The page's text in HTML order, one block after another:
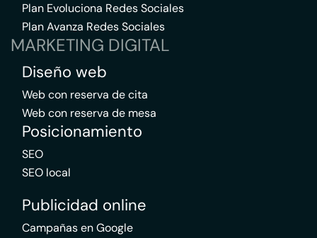
Plan Evoluciona Redes Sociales
Plan Avanza Redes Sociales
MARKETING DIGITAL
Diseño web
Web con reserva de cita
Web con reserva de mesa
Posicionamiento
SEO
SEO local
Publicidad online
Campañas en Google